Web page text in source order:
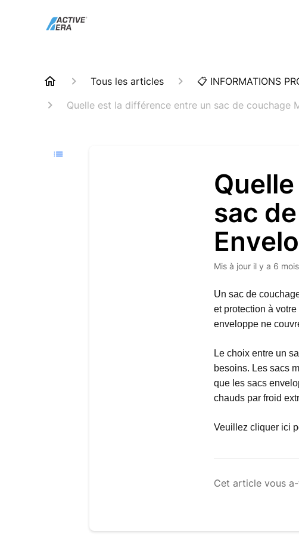
Tous les articles 📋 INFORMATIONS
Quelle est la différence entre un sac de couchage
sac
Mis à jour il y a 6 mois
Un sac de
et protection à
enveloppe ne
Le choix entre un
besoins. Les sacs
que les sacs
chauds par froid
Veuillez cliquer ici
Cet article vous